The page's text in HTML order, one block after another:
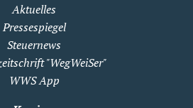
Aktuelles
Pressespiegel
Steuernews
"WegWeiSer"
WWS App